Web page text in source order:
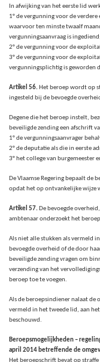
In afwijking van het eerste lid
1° de vergunning voor de
waarvoor ten minste twaalf
vergunningsaanvraag is ingediend;
2° de vergunning voor de
3° de vergunning voor de
vergunningsplichtig is geworden
Artikel 56.Het beroep wordt op
ingesteld bij de bevoegde
Degene die het beroep instelt,
beveiligde zending een afschrift
1° de vergunningsaanvrager
2° de deputatie als die in eerste
3° het college van burgemeester
De Vlaamse Regering bepaalt de
opdat het op ontvankelijke wijze
Artikel 57.De bevoegde
ambtenaar onderzoekt het
Als niet alle stukken als vermeld
bevoegde overheid of de door
beveiligde zending vragen om
verzending van het
beroep toe te voegen.
Als de beroepsindiener nalaat de
vermeld in het tweede lid, aan
beschouwd.
Beroepsmogelijkheden –
april 2014 betreffende de